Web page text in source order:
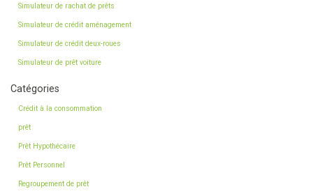
Simulateur de rachat de prêts
Simulateur de crédit aménagement
Simulateur de crédit deux-roues
Simulateur de prêt voiture
Catégories
Crédit à la consommation
prêt
Prêt Hypothécaire
Prêt Personnel
Regroupement de prêt